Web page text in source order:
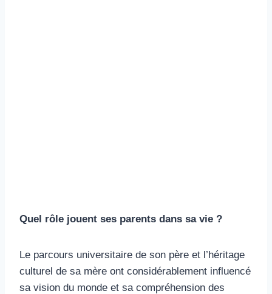
Quel rôle jouent ses parents dans sa vie ?
Le parcours universitaire de son père et l’héritage
culturel de sa mère ont considérablement influencé
sa vision du monde et sa compréhension des